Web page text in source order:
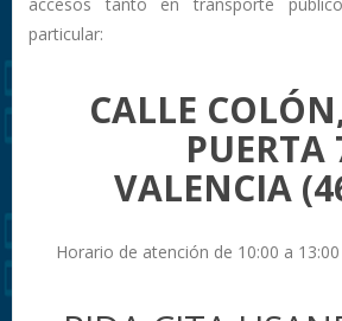
accesos tanto en transporte
particular:
CALLE
PUERTA
VALENCIA
Horario de atención de 10:00 a